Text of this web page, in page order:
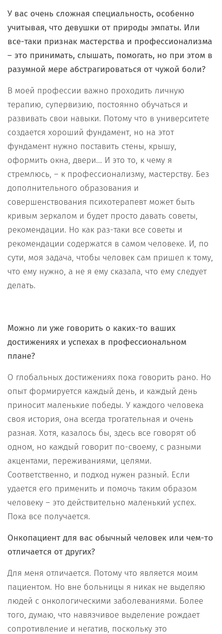
У вас очень сложная специальность, особенно
учитывая, что девушки от природы эмпаты. Или
все-таки признак мастерства и профессионализма
– это принимать, слышать, помогать, но при этом в
разумной мере абстрагироваться от чужой боли?
В моей профессии важно проходить личную
терапию, супервизию, постоянно обучаться и
развивать свои навыки. Потому что в университете
создается хороший фундамент, но на этот
фундамент нужно поставить стены, крышу,
оформить окна, двери... И это то, к чему я
стремлюсь, – к профессионализму, мастерству. Без
дополнительного образования и
совершенствования психотерапевт может быть
кривым зеркалом и будет просто давать советы,
рекомендации. Но как раз-таки все советы и
рекомендации содержатся в самом человеке. И, по
сути, моя задача, чтобы человек сам пришел к тому,
что ему нужно, а не я ему сказала, что ему следует
делать.
Можно ли уже говорить о каких-то ваших
достижениях и успехах в профессиональном
плане?
О глобальных достижениях пока говорить рано. Но
опыт формируется каждый день, и каждый день
приносит маленькие победы. У каждого человека
своя история, она всегда трогательная и очень
разная. Хотя, казалось бы, здесь все говорят об
одном, но каждый говорит по-своему, с разными
акцентами, переживаниями, целями.
Соответственно, и подход нужен разный. Если
удается его применить и помочь таким образом
человеку – это действительно маленький успех.
Пока все получается.
Онкопациент для вас обычный человек или чем-то
отличается от других?
Для меня отличается. Потому что является моим
пациентом. Но вне больницы я никак не выделяю
людей с онкологическими заболеваниями. Более
того, думаю, что навязчивое выделение рождает
сопротивление и негатив, поскольку это